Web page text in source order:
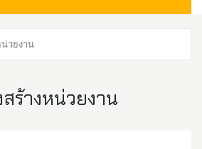
น่วยงาน
สร้างหน่วยงาน